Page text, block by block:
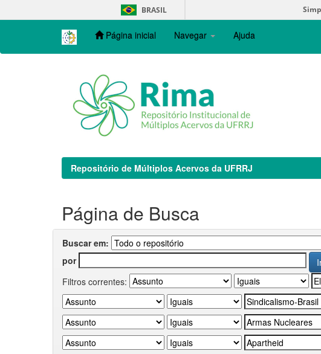
navigation
BRASIL
Página inicial Navegar Ajuda
Repositório de Múltiplos Acervos da UFRRJ
Página de Busca
Buscar em:
por
Filtros correntes: